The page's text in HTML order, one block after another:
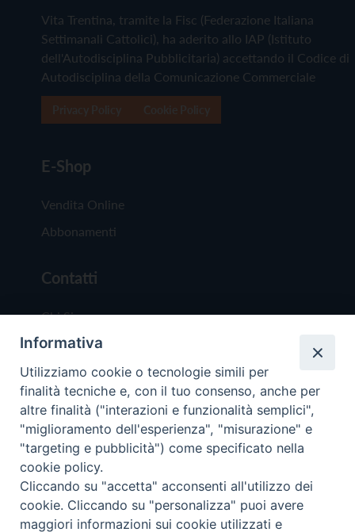
Vita Trentina, tramite la Fisc (Federazione Italiana
Settimanali Cattolici), ha aderito allo IAP (Istituto
dell'Autodisciplina Pubblicitaria) accettando il Codice di
Autodisciplina della Comunicazione Commerciale
E-Shop
Vendita Online
Abbonamenti
Contatti
Chi Siamo
Redazione
Scrivici
Copyright © 2019 - Tutti i diritti riservati - Vita
Trentina Editrice
Informativa
Utilizziamo cookie o tecnologie simili per
finalità tecniche e, con il tuo consenso, anche per
altre finalità ("interazioni e funzionalità semplici",
"miglioramento dell'esperienza", "misurazione" e
"targeting e pubblicità") come specificato nella
cookie policy.
Cliccando su "accetta" acconsenti all'utilizzo dei
cookie. Cliccando su "personalizza" puoi avere
maggiori informazioni sui cookie utilizzati e